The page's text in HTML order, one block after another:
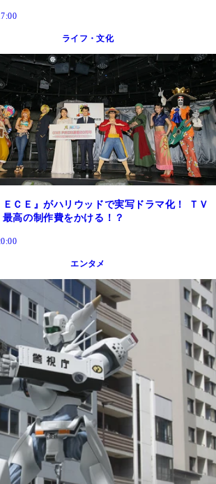
ライフ・文化
ＣＥ』がハリウッドで実写ドラマ化！ ＴＶ
高の制作費をかける！？
エンタメ